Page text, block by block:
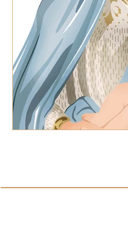
VOCES GLOBALES